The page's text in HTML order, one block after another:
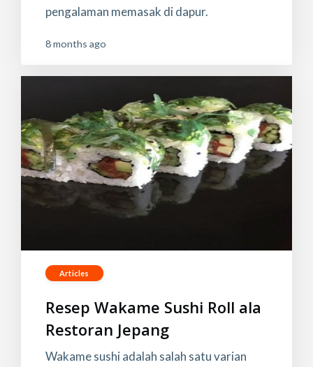
pengalaman memasak di dapur.
8 months ago
Articles
Resep Wakame Sushi Roll ala
Restoran Jepang
Wakame sushi adalah salah satu varian